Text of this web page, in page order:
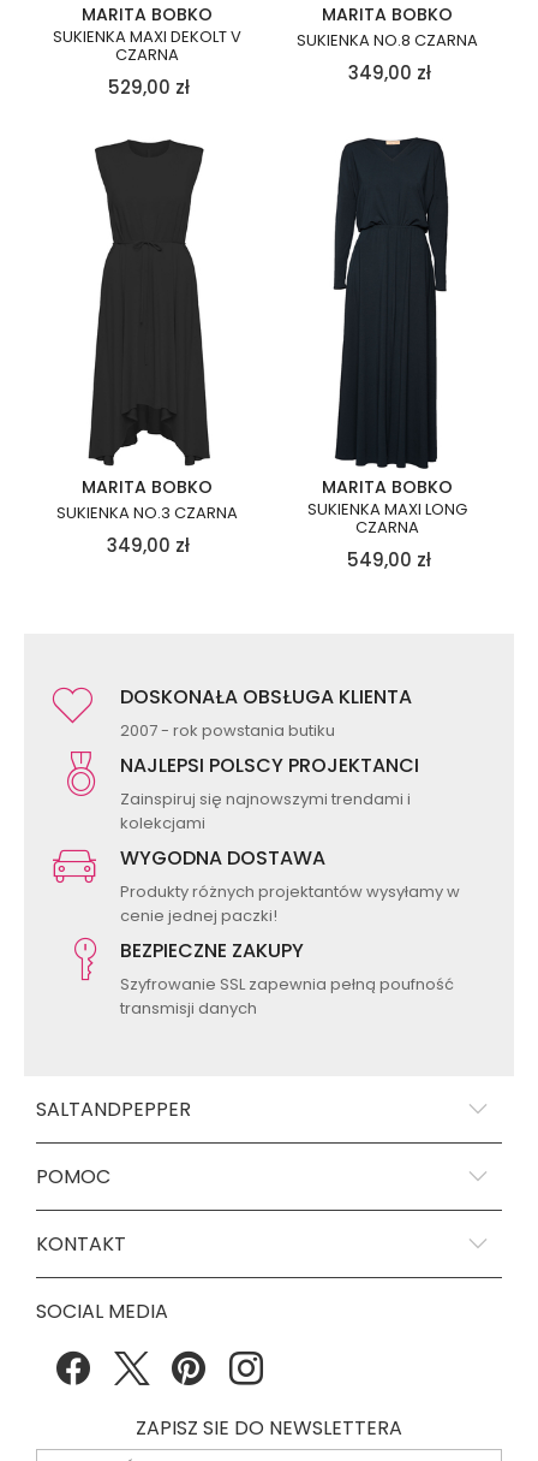
MARITA BOBKO
SUKIENKA MAXI DEKOLT V
CZARNA
529,00 zł
MARITA BOBKO
SUKIENKA NO.8 CZARNA
349,00 zł
MARITA BOBKO
SUKIENKA NO.3 CZARNA
349,00 zł
MARITA BOBKO
SUKIENKA MAXI LONG
CZARNA
549,00 zł
DOSKONAŁA OBSŁUGA KLIENTA
2007 - rok powstania butiku
NAJLEPSI POLSCY PROJEKTANCI
Zainspiruj się najnowszymi trendami i
kolekcjami
WYGODNA DOSTAWA
Produkty różnych projektantów wysyłamy w
cenie jednej paczki!
BEZPIECZNE ZAKUPY
Szyfrowanie SSL zapewnia pełną poufność
transmisji danych
SALTANDPEPPER
POMOC
KONTAKT
SOCIAL MEDIA
ZAPISZ SIE DO NEWSLETTERA